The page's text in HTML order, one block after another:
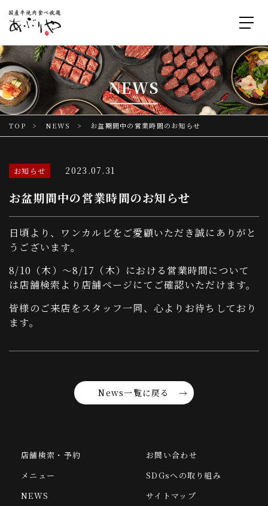
NEWS
TOP NEWS お盆期間中の営業時間のお知らせ
お知らせ 2023.07.31
お盆期間中の営業時間のお知らせ
日頃より、ワンカルビをご愛顧いただき誠にありがと
うございます。
8/10（木）～8/17（木）における営業時間について
は店舗検索より店舗ページにてご確認いただけます。
皆様のご来店をスタッフ一同、心よりお待ちしており
ます。
News一覧に戻る
店舗検索・予約
メニュー
NEWS
お問い合わせ
SDGsへの取り組み
サイトマップ